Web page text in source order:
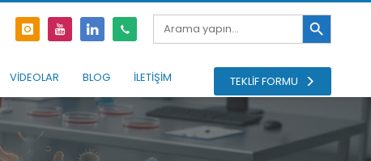
Search
for:
Search Button
VİDEOLAR BLOG İLETİŞİM TEKLİF FORMU